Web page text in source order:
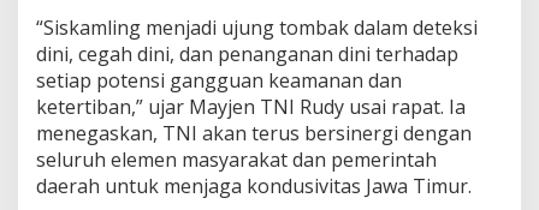
a
r
g
a
!
“Siskamling menjadi ujung tombak dalam deteksi
dini, cegah dini, dan penanganan dini terhadap
setiap potensi gangguan keamanan dan
ketertiban,” ujar Mayjen TNI Rudy usai rapat. Ia
menegaskan, TNI akan terus bersinergi dengan
seluruh elemen masyarakat dan pemerintah
daerah untuk menjaga kondusivitas Jawa Timur.